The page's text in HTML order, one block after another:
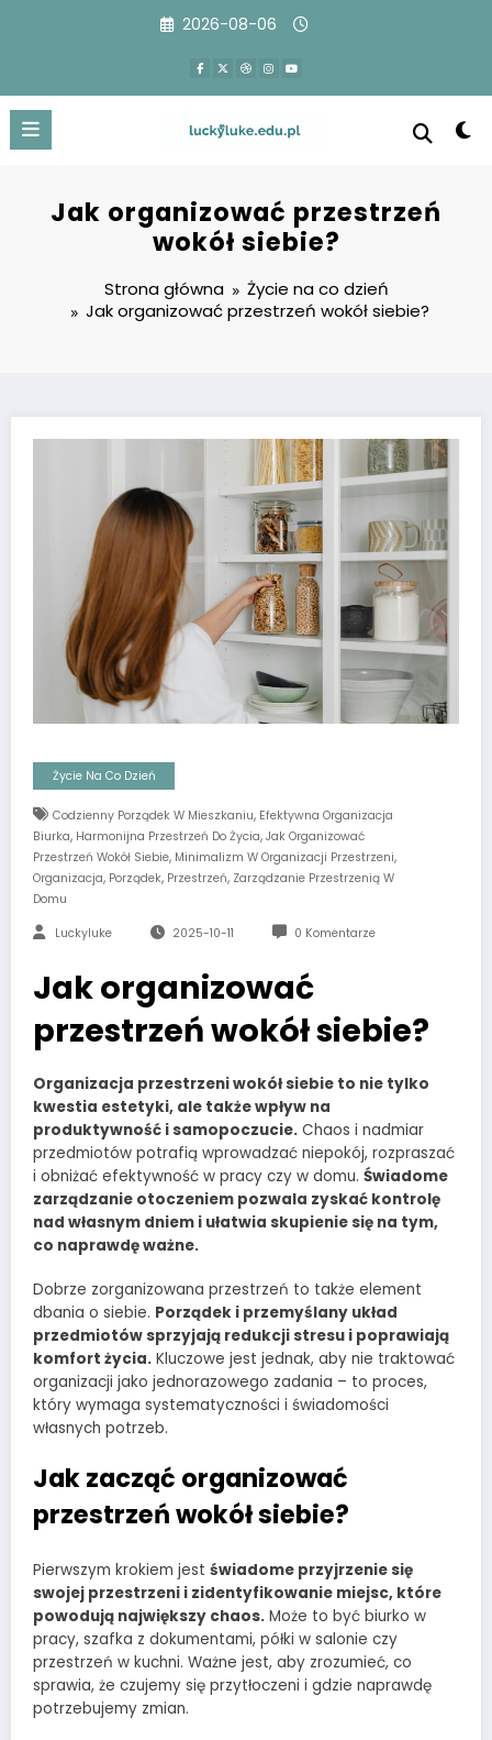
2026-08-06
Jak organizować przestrzeń
wokół siebie?
Strona główna
Życie na co dzień
Jak organizować przestrzeń wokół siebie?
Życie Na Co Dzień
Codzienny Porządek W Mieszkaniu, Efektywna Organizacja
Biurka, Harmonijna Przestrzeń Do Życia, Jak Organizować
Przestrzeń Wokół Siebie, Minimalizm W Organizacji Przestrzeni,
Organizacja, Porządek, Przestrzeń, Zarządzanie Przestrzenią W
Domu
Luckyluke 2025-10-11 0 Komentarze
Jak organizować
przestrzeń wokół siebie?
Organizacja przestrzeni wokół siebie to nie tylko
kwestia estetyki, ale także wpływ na
produktywność i samopoczucie. Chaos i nadmiar
przedmiotów potrafią wprowadzać niepokój, rozpraszać
i obniżać efektywność w pracy czy w domu. Świadome
zarządzanie otoczeniem pozwala zyskać kontrolę
nad własnym dniem i ułatwia skupienie się na tym,
co naprawdę ważne.
Dobrze zorganizowana przestrzeń to także element
dbania o siebie. Porządek i przemyślany układ
przedmiotów sprzyjają redukcji stresu i poprawiają
komfort życia. Kluczowe jest jednak, aby nie traktować
organizacji jako jednorazowego zadania – to proces,
który wymaga systematyczności i świadomości
własnych potrzeb.
Jak zacząć organizować
przestrzeń wokół siebie?
Pierwszym krokiem jest świadome przyjrzenie się
swojej przestrzeni i zidentyfikowanie miejsc, które
powodują największy chaos. Może to być biurko w
pracy, szafka z dokumentami, półki w salonie czy
przestrzeń w kuchni. Ważne jest, aby zrozumieć, co
sprawia, że czujemy się przytłoczeni i gdzie naprawdę
potrzebujemy zmian.